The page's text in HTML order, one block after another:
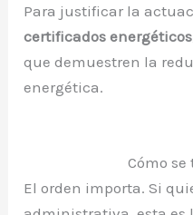
Para justificar la
certificados energéticos
que demuestren la
energética.
Cómo
El orden importa. Si